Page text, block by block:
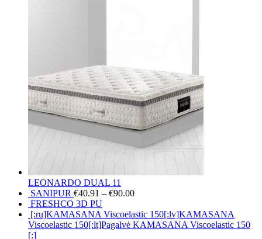
LEONARDO DUAL 11
SANIPUR €40.91 – €90.00
FRESHCO 3D PU
[:ru]KAMASANA Viscoelastic 150[:lv]KAMASANA
Viscoelastic 150[:lt]Pagalvė KAMASANA Viscoelastic 150
[:]